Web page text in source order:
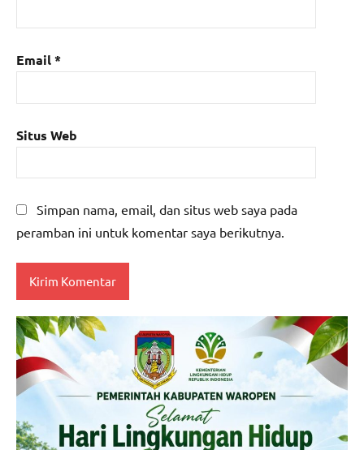
Email*
Situs Web
Simpan nama, email, dan situs web saya pada
peramban ini untuk komentar saya berikutnya.